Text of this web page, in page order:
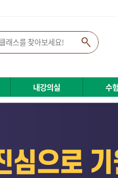
내강의실 수